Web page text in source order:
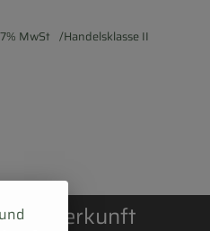
7% MwSt Handelsklasse II
Herkunft